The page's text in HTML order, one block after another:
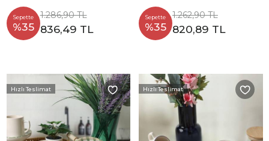
Sepette
%35
1.286,90 TL
836,49 TL
Sepette
%35
1.262,90 TL
820,89 TL
Hızlı Teslimat Hızlı Teslimat